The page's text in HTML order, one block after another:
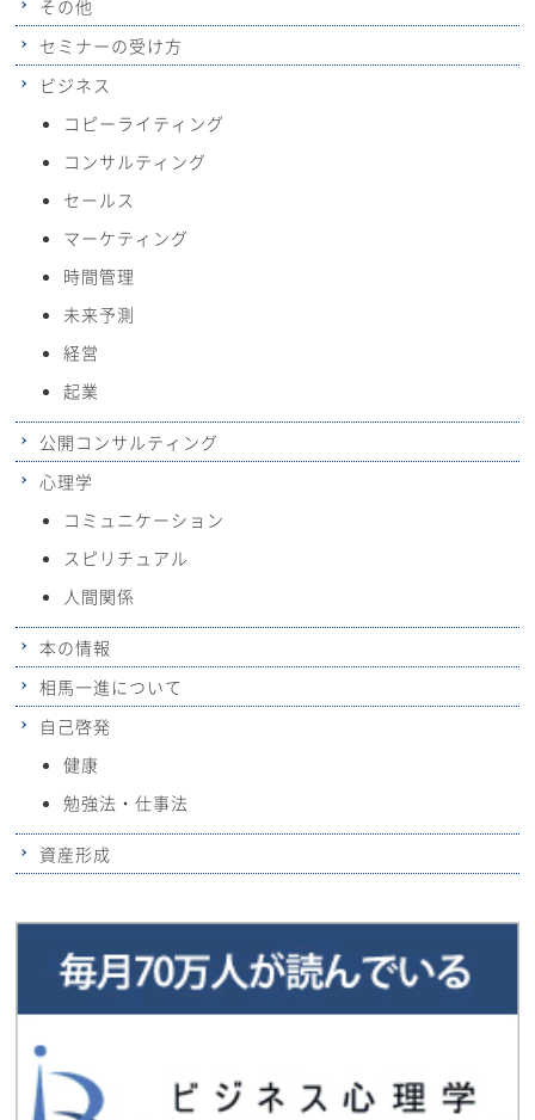
その他
セミナーの受け方
ビジネス
コピーライティング
コンサルティング
セールス
マーケティング
時間管理
未来予測
経営
起業
公開コンサルティング
心理学
コミュニケーション
スピリチュアル
人間関係
本の情報
相馬一進について
自己啓発
健康
勉強法・仕事法
資産形成